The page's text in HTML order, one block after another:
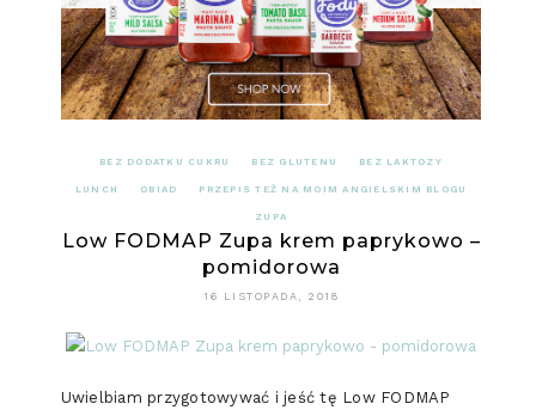
FODMAP)
BEZ DODATKU CUKRU BEZ GLUTENU BEZ LAKTOZY
LUNCH OBIAD PRZEPIS TEŻ NA MOIM ANGIELSKIM BLOGU
ZUPA
Low FODMAP Zupa krem paprykowo –
pomidorowa
16 LISTOPADA, 2018
Uwielbiam przygotowywać i jeść tę Low FODMAP